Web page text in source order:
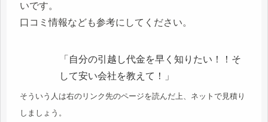
いです。
口コミ情報なども参考にしてください。
「自分の引越し代金を早く知りたい！！そ
して安い会社を教えて！」
そういう人は右のリンク先のページを読んだ上、ネットで見積り
しましょう。